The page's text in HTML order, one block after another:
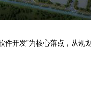
开发”为核心落点，从